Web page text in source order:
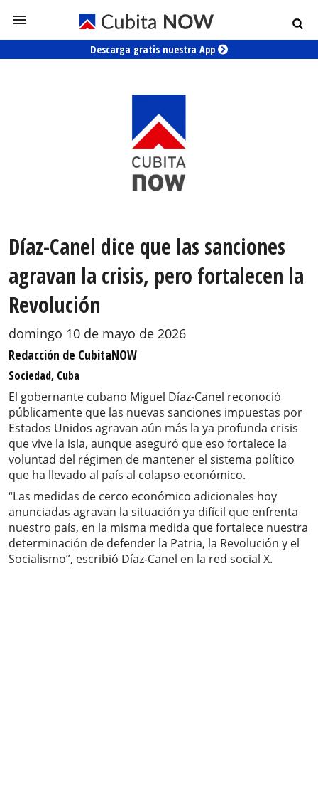
Descarga gratis nuestra App
Díaz-Canel dice que las sanciones
agravan la crisis, pero fortalecen la
Revolución
domingo 10 de mayo de 2026
Redacción de CubitaNOW
Sociedad, Cuba
El gobernante cubano Miguel Díaz-Canel reconoció
públicamente que las nuevas sanciones impuestas por
Estados Unidos agravan aún más la ya profunda crisis
que vive la isla, aunque aseguró que eso fortalece la
voluntad del régimen de mantener el sistema político
que ha llevado al país al colapso económico.
“Las medidas de cerco económico adicionales hoy
anunciadas agravan la situación ya difícil que enfrenta
nuestro país, en la misma medida que fortalece nuestra
determinación de defender la Patria, la Revolución y el
Socialismo”, escribió Díaz-Canel en la red social X.